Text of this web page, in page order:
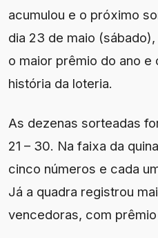
acumulou e o próximo
dia 23 de maio
o maior prêmio do ano e
história da loteria.
As dezenas sorteadas
21 – 30. Na faixa da
cinco números e cada
Já a quadra registrou
vencedoras, com prêmio